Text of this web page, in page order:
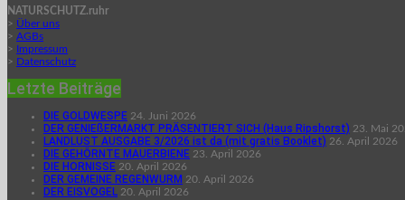
NATURSCHUTZ.ruhr
> Über uns
> AGBs
> Impressum
> Datenschutz
Letzte Beiträge
DIE GOLDWESPE 24. Juni 2026
DER GENIEßERMARKT PRÄSENTIERT SICH (Haus Ripshorst) 23. Mai
LANDLUST AUSGABE 3/2026 ist da (mit gratis Booklet) 26. April 2026
DIE GEHÖRNTE MAUERBIENE 23. April 2026
DIE HORNISSE 20. April 2026
DER GEMEINE REGENWURM 20. April 2026
DER EISVOGEL 20. April 2026